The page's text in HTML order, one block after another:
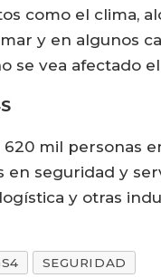
como el clima,
y en algunos
se vea afectado
620 mil personas
en seguridad y
y otras
SEGURIDAD